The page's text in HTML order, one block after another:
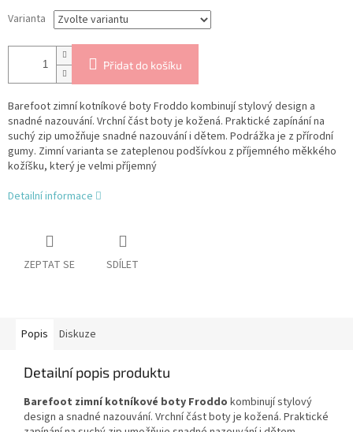
Varianta
Přidat do košíku
Barefoot zimní kotníkové boty Froddo kombinují stylový design a
snadné nazouvání. Vrchní část boty je kožená. Praktické zapínání na
suchý zip umožňuje snadné nazouvání i dětem. Podrážka je z přírodní
gumy. Zimní varianta se zateplenou podšívkou z příjemného měkkého
kožíšku, který je velmi příjemný
Detailní informace
ZEPTAT SE SDÍLET
Popis Diskuze
Detailní popis produktu
Barefoot zimní kotníkové boty Froddo kombinují stylový
design a snadné nazouvání. Vrchní část boty je kožená. Praktické